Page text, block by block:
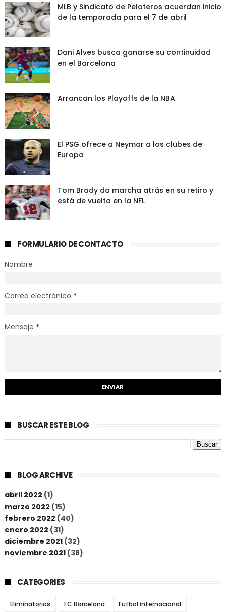
MLB y Sindicato de Peloteros acuerdan inicio
de la temporada para el 7 de abril
Dani Alves busca ganarse su continuidad
en el Barcelona
Arrancan los Playoffs de la NBA
El PSG ofrece a Neymar a los clubes de
Europa
Tom Brady da marcha atrás en su retiro y
está de vuelta en la NFL
FORMULARIO DE CONTACTO
Nombre
Correo electrónico *
Mensaje *
BUSCAR ESTE BLOG
BLOG ARCHIVE
abril 2022 (1)
marzo 2022 (15)
febrero 2022 (40)
enero 2022 (31)
diciembre 2021(32)
noviembre 2021(38)
CATEGORIES
Eliminatorias FC Barcelona Futbol internacional